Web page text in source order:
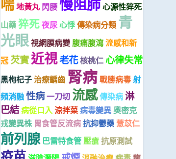
喘地黃丸 閃腰慢阻肺心源性猝死
山藥猝死夜尿心悸傳染病分類 青
光眼視網膜病變 腹痛腹瀉流感和新
冠 芡實近視老花核桃仁心律失常
黑枸杞子治療齲齒 腎病戰勝病毒射
頻消融性病一刀切 流感傳染病淋
巴結病從口入涼拌菜病毒變異奧密克
戎變異株 胃食管反流病抗抑鬱藥 薏苡仁
前列腺 巴雷特食管壓瘡抗原測試